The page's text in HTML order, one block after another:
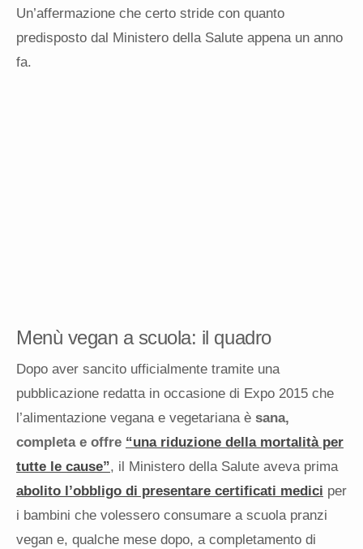
Un’affermazione che certo stride con quanto
predisposto dal Ministero della Salute appena un anno
fa.
Menù vegan a scuola: il quadro
Dopo aver sancito ufficialmente tramite una
pubblicazione redatta in occasione di Expo 2015 che
l’alimentazione vegana e vegetariana è sana,
completa e offre “una riduzione della mortalità per
tutte le cause”, il Ministero della Salute aveva prima
abolito l’obbligo di presentare certificati medici per
i bambini che volessero consumare a scuola pranzi
vegan e, qualche mese dopo, a completamento di